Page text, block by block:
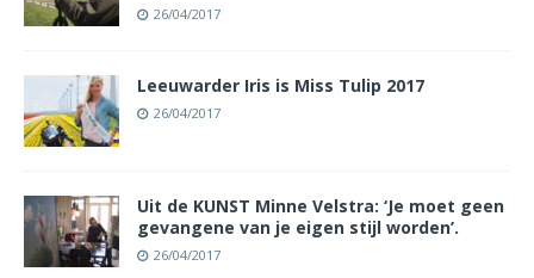
26/04/2017
Leeuwarder Iris is Miss Tulip 2017
26/04/2017
Uit de KUNST Minne Velstra: ‘Je moet geen
gevangene van je eigen stijl worden’.
26/04/2017